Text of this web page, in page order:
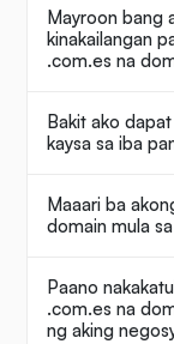
Mayroon bang
kinakailangan
.com.es na
Bakit ako
kaysa sa iba
Maaari ba
domain mula
Paano
.com.es na
ng aking